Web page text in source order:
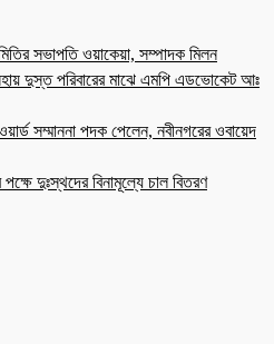
সভাপতি ওয়াকেয়া, সম্পাদক মিলন
দুস্ত পরিবারের মাঝে এমপি এডভোকেট আঃ
সম্মাননা পদক পেলেন, নবীনগরের ওবায়েদ
দুঃস্থদের বিনামূল্যে চাল বিতরণ